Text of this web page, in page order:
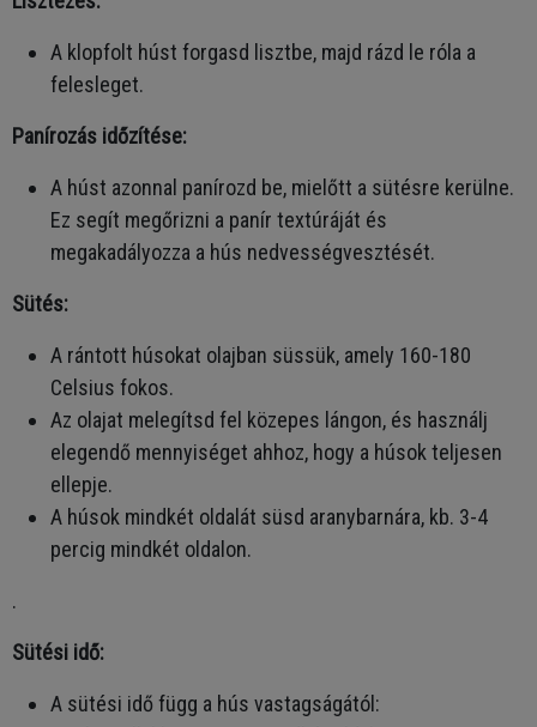
A klopfolt húst forgasd lisztbe, majd rázd le róla a
felesleget.
Panírozás időzítése:
A húst azonnal panírozd be, mielőtt a sütésre kerülne.
Ez segít megőrizni a panír textúráját és
megakadályozza a hús nedvességvesztését.
Sütés:
A rántott húsokat olajban süssük, amely 160-180
Celsius fokos.
Az olajat melegítsd fel közepes lángon, és használj
elegendő mennyiséget ahhoz, hogy a húsok teljesen
ellepje.
A húsok mindkét oldalát süsd aranybarnára, kb. 3-4
percig mindkét oldalon.
.
Sütési idő:
A sütési idő függ a hús vastagságától: